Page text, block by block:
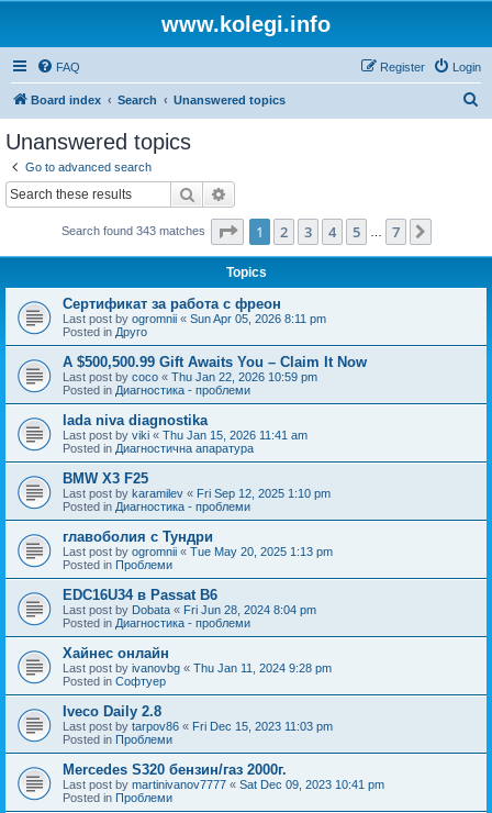
www.kolegi.info
FAQ Login
Register
Board index Search Unanswered topics
Unanswered topics
Go to advanced search
Search
Search found 343 matches Page 1of 7
1 2 3 4 5 7
Topics
Сертификат за работа с фреон
Last post by ogromnii « Sun Apr 05, 2026 8:11 pm
Posted in Друго
A $500,500.99 Gift Awaits You – Claim It Now
Last post by coco « Thu Jan 22, 2026 10:59 pm
Posted in Диагностика - проблеми
lada niva diagnostika
Last post by viki « Thu Jan 15, 2026 11:41 am
Posted in Диагностична апаратура
BMW X3 F25
Last post by karamilev « Fri Sep 12, 2025 1:10 pm
Posted in Диагностика - проблеми
главоболия с Тундри
Last post by ogromnii « Tue May 20, 2025 1:13 pm
Posted in Проблеми
EDC16U34 в Passat B6
Last post by Dobata « Fri Jun 28, 2024 8:04 pm
Posted in Диагностика - проблеми
Хайнес онлайн
Last post by ivanovbg « Thu Jan 11, 2024 9:28 pm
Posted in Софтуер
Iveco Daily 2.8
Last post by tarpov86 « Fri Dec 15, 2023 11:03 pm
Posted in Проблеми
Mercedes S320 бензин/газ 2000г.
Last post by martinivanov7777 « Sat Dec 09, 2023 10:41 pm
Posted in Проблеми